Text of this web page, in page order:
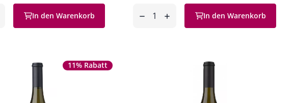
In den Warenkorb In den Warenkorb
11% Rabatt